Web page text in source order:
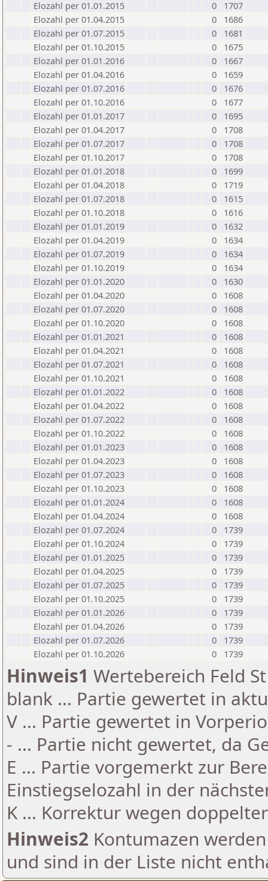
Elozahl per 01.01.2015
0
1707
Elozahl per 01.04.2015
0
1686
Elozahl per 01.07.2015
0
1681
Elozahl per 01.10.2015
0
1675
Elozahl per 01.01.2016
0
1667
Elozahl per 01.04.2016
0
1659
Elozahl per 01.07.2016
0
1676
Elozahl per 01.10.2016
0
1677
Elozahl per 01.01.2017
0
1695
Elozahl per 01.04.2017
0
1708
Elozahl per 01.07.2017
0
1708
Elozahl per 01.10.2017
0
1708
Elozahl per 01.01.2018
0
1699
Elozahl per 01.04.2018
0
1719
Elozahl per 01.07.2018
0
1615
Elozahl per 01.10.2018
0
1616
Elozahl per 01.01.2019
0
1632
Elozahl per 01.04.2019
0
1634
Elozahl per 01.07.2019
0
1634
Elozahl per 01.10.2019
0
1634
Elozahl per 01.01.2020
0
1630
Elozahl per 01.04.2020
0
1608
Elozahl per 01.07.2020
0
1608
Elozahl per 01.10.2020
0
1608
Elozahl per 01.01.2021
0
1608
Elozahl per 01.04.2021
0
1608
Elozahl per 01.07.2021
0
1608
Elozahl per 01.10.2021
0
1608
Elozahl per 01.01.2022
0
1608
Elozahl per 01.04.2022
0
1608
Elozahl per 01.07.2022
0
1608
Elozahl per 01.10.2022
0
1608
Elozahl per 01.01.2023
0
1608
Elozahl per 01.04.2023
0
1608
Elozahl per 01.07.2023
0
1608
Elozahl per 01.10.2023
0
1608
Elozahl per 01.01.2024
0
1608
Elozahl per 01.04.2024
0
1608
Elozahl per 01.07.2024
0
1739
Elozahl per 01.10.2024
0
1739
Elozahl per 01.01.2025
0
1739
Elozahl per 01.04.2025
0
1739
Elozahl per 01.07.2025
0
1739
Elozahl per 01.10.2025
0
1739
Elozahl per 01.01.2026
0
1739
Elozahl per 01.04.2026
0
1739
Elozahl per 01.07.2026
0
1739
Elozahl per 01.10.2026
0 1739
Hinweis1 Wertebereich Feld
blank ... Partie gewertet in
V ... Partie gewertet in
- ... Partie nicht gewertet, da
E ... Partie vorgemerkt zur
Einstiegselozahl in der
K ... Korrektur wegen
Hinweis2 Kontumazen
und sind in der Liste nicht